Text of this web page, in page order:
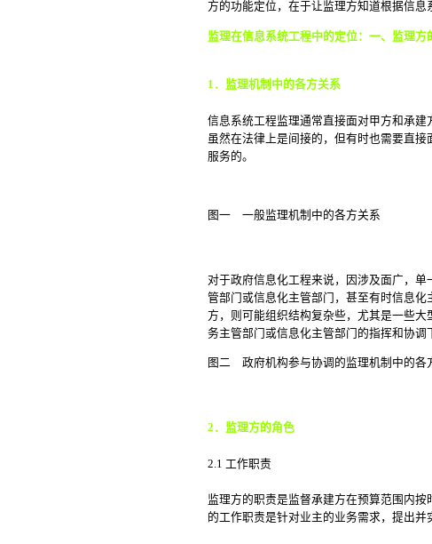
方的功能定位，在于让监理方知道根据信息
监理在信息系统工程中的定位：一、监理方
1 ．监理机制中的各方关系
信息系统工程监理通常直接面对甲方和承
虽然在法律上是间接的，但有时也需要直
服务的。
图一 一般监理机制中的各方关系
对于政府信息化工程来说，因涉及面广，
管部门或信息化主管部门，甚至有时信息
方，则可能组织结构复杂些，尤其是一些
务主管部门或信息化主管部门的指挥和协调
图二 政府机构参与协调的监理机制中的各
2 ．监理方的角色
2.1 工作职责
监理方的职责是监督承建方在预算范围内
的工作职责是针对业主的业务需求，提出并